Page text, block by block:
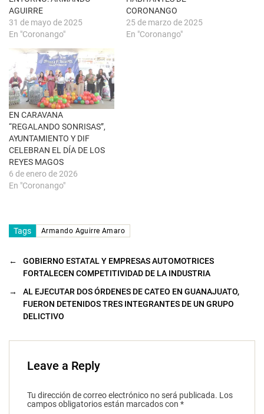
n
u
v
a
)
b
e
n
u
n
a
v
e
n
t
a
n
a
n
u
e
v
)
AGUIRRE
31 de mayo de 2025
En "Coronango"
CORONANGO
25 de marzo de 2025
En "Coronango"
EN CARAVANA
“REGALANDO SONRISAS”,
AYUNTAMIENTO Y DIF
CELEBRAN EL DÍA DE LOS
REYES MAGOS
6 de enero de 2026
En "Coronango"
Tags Armando Aguirre Amaro
←
GOBIERNO ESTATAL Y EMPRESAS AUTOMOTRICES
FORTALECEN COMPETITIVIDAD DE LA INDUSTRIA
→
AL EJECUTAR DOS ÓRDENES DE CATEO EN GUANAJUATO,
FUERON DETENIDOS TRES INTEGRANTES DE UN GRUPO
DELICTIVO
Leave a Reply
Tu dirección de correo electrónico no será publicada. Los
campos obligatorios están marcados con *